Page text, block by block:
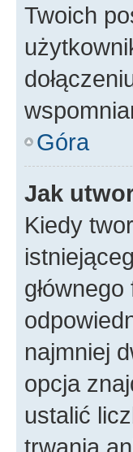
Twoich
Góra
Jak
Kiedy
najmniej
opcja
ustalić
trwania